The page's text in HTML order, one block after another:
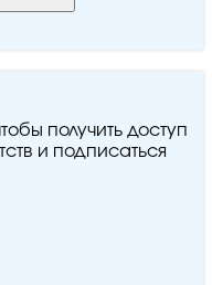
получить доступ
и подписаться